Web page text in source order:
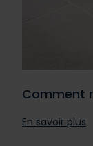
Comment
En savoir plus